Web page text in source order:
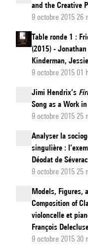
and the Creative
9 octobre 2015 26
Table ronde 1 :
(2015) -
Kinderman,
9 octobre 2015 01
Jimi Hendrix’s
Song as a Work
9 octobre 2015 25
Analyser la
singulière :
Déodat de
9 octobre 2015 25
Models, Figures,
Composition of
violoncelle et
François
9 octobre 2015 30